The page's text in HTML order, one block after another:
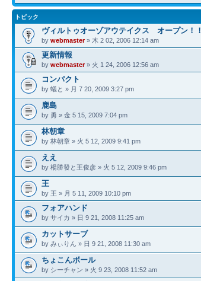
トピック
ヴィルトゥオーゾアウテイクス オープン！！
by webmaster» 木 2 02, 2006 12:14 am
更新情報
by webmaster» 火 1 24, 2006 12:56 am
コンパクト
by 蟻と » 月 7 20, 2009 3:27 pm
鹿島
by 勇 » 金 5 15, 2009 7:04 pm
林朝章
by 林朝章 » 火 5 12, 2009 9:41 pm
ええ
by 楊勝發と王俊彦 » 火 5 12, 2009 9:46 pm
王
by 王 » 月 5 11, 2009 10:10 pm
フォアハンド
by サイカ » 日 9 21, 2008 11:25 am
カットサーブ
by みぃりん » 日 9 21, 2008 11:30 am
ちょこんボール
by シーチャン » 火 9 23, 2008 11:52 am